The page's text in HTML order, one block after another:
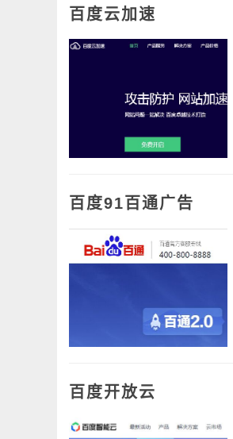
百度云加速
百度91百通广告
百度开放云